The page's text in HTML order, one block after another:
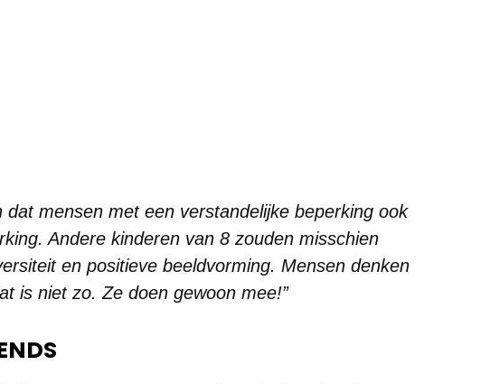
mensen met een verstandelijke beperking ook
Andere kinderen van 8 zouden misschien
en positieve beeldvorming. Mensen denken
is niet zo. Ze doen gewoon mee!”